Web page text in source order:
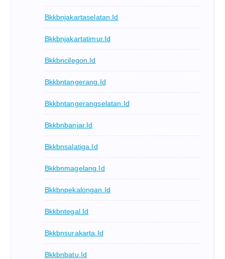
Bkkbnjakartaselatan.id
Bkkbnjakartatimur.id
Bkkbncilegon.id
Bkkbntangerang.id
Bkkbntangerangselatan.id
Bkkbnbanjar.id
Bkkbnsalatiga.id
Bkkbnmagelang.id
Bkkbnpekalongan.id
Bkkbntegal.id
Bkkbnsurakarta.id
Bkkbnbatu.id